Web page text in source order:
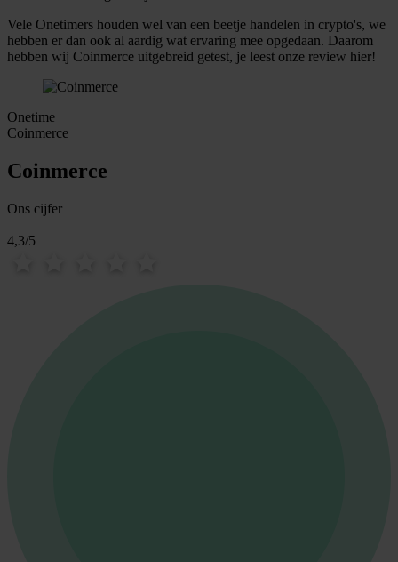
Vele Onetimers houden wel van een beetje handelen in crypto's, we
hebben er dan ook al aardig wat ervaring mee opgedaan. Daarom
hebben wij Coinmerce uitgebreid getest, je leest onze review hier!
Onetime
Coinmerce
Coinmerce
Ons cijfer
4,3/5